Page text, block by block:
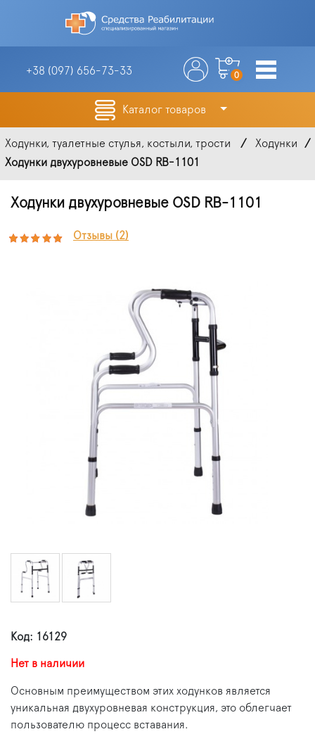
+38 (097) 656-73-33 0
Каталог товаров
Ходунки, туалетные стулья, костыли, трости
Ходунки
Ходунки двухуровневые OSD RB-1101
Ходунки двухуровневые OSD RB-1101
Отзывы (2)
Код: 16129
Нет в наличии
Основным преимуществом этих ходунков является
уникальная двухуровневая конструкция, это облегчает
пользователю процесс вставания.